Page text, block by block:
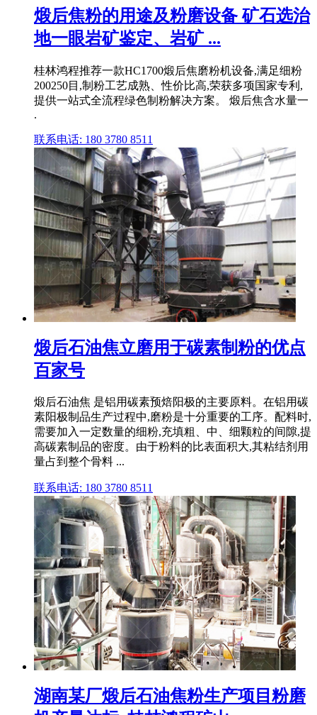
煅后焦粉的用途及粉磨设备 矿石选治
地一眼岩矿鉴定、岩矿 ...
桂林鸿程推荐一款HC1700煅后焦磨粉机设备,满足细粉
200250目,制粉工艺成熟、性价比高,荣获多项国家专利,
提供一站式全流程绿色制粉解决方案。 煅后焦含水量一
.
联系电话: 180 3780 8511
煅后石油焦立磨用于碳素制粉的优点
百家号
煅后石油焦 是铝用碳素预焙阳极的主要原料。在铝用碳
素阳极制品生产过程中,磨粉是十分重要的工序。配料时,
需要加入一定数量的细粉,充填粗、中、细颗粒的间隙,提
高碳素制品的密度。由于粉料的比表面积大,其粘结剂用
量占到整个骨料 ...
联系电话: 180 3780 8511
湖南某厂煅后石油焦粉生产项目粉磨